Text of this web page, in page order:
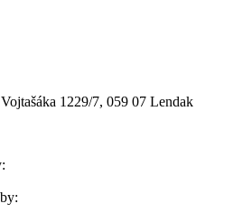
1229/7, 059 07 Lendak